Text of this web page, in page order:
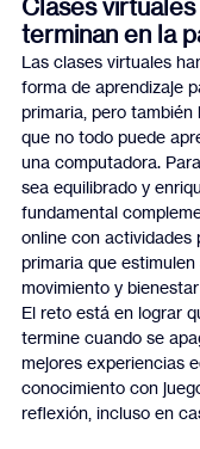
Clases
terminan en la
Las clases virtuales
forma de aprendizaje
primaria, pero también
que no todo puede
una computadora.
sea equilibrado y
fundamental
online con actividades
primaria que estimulen
movimiento y
El reto está en lograr
termine cuando se
mejores experiencias
conocimiento con
reflexión, incluso en